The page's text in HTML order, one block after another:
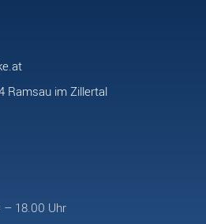
Ramsau im Zillertal
– 18.00 Uhr